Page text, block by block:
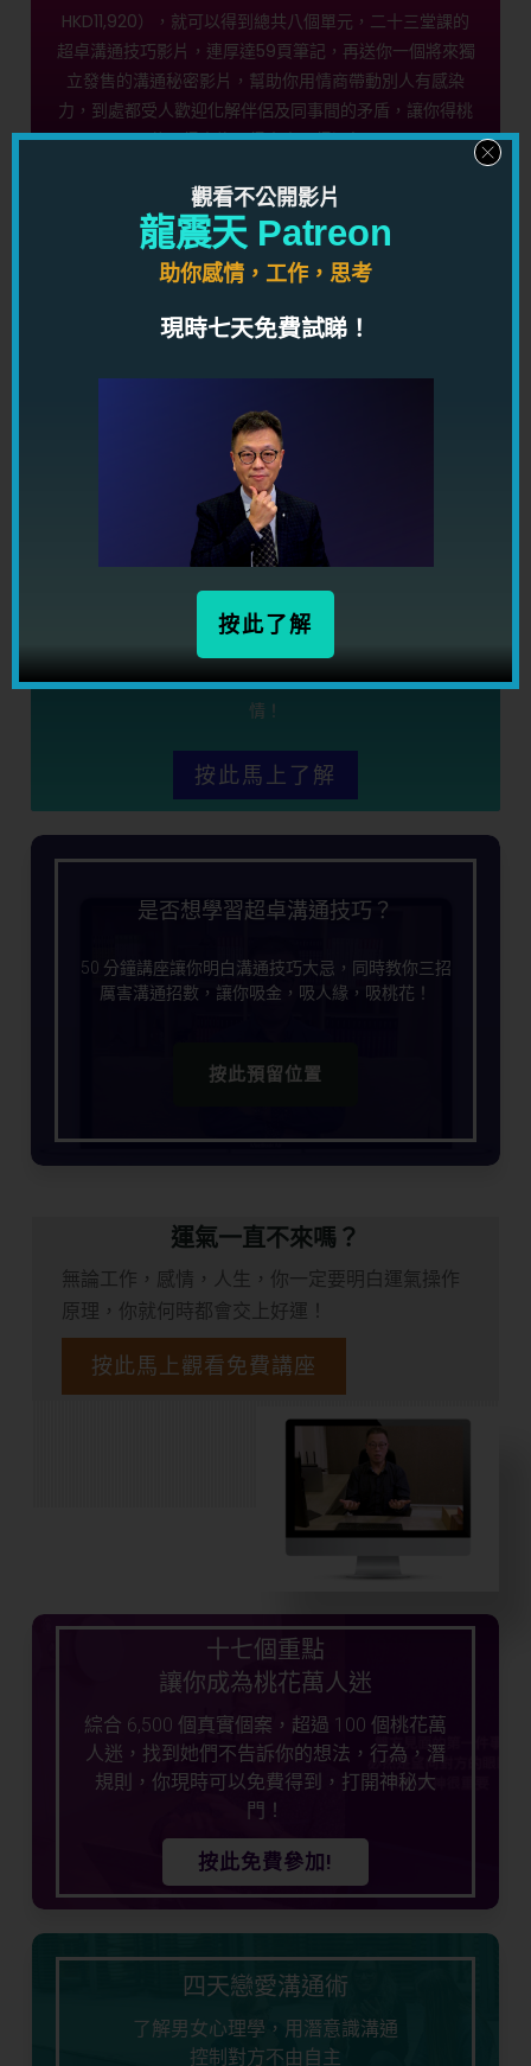
HKD11,920），就可以得到總共八個單元，二十三堂課的
超卓溝通技巧影片，連厚達59頁筆記，再送你一個將來獨
立發售的溝通秘密影片，幫助你用情商帶動別人有感染
力，到處都受人歡迎化解伴侶及同事間的矛盾，讓你得桃
花，得人緣，得貴人，得運氣！
按此馬上了解
愛情心理學控心術限時優惠！
限時優惠期間，你只需要 HKD489.00（原價 4,960），
就可以學習强大的心理學控心術課程，幫助你控制別人想
法，在潛意識之中調校對方，讓對方做著你想他做的事
情！
按此馬上了解
是否想學習超卓溝通技巧？
50 分鐘講座讓你明白溝通技巧大忌，同時教你三招
厲害溝通招數，讓你吸金，吸人緣，吸桃花！
按此預留位置
運氣一直不來嗎？
無論工作，感情，人生，你一定要明白運氣操作
原理，你就何時都會交上好運！
按此馬上觀看免費講座
十七個重點
讓你成為桃花萬人迷
綜合 6,500 個真實個案，超過 100 個桃花萬
人迷，找到她們不告訴你的想法，行為，潛
規則，你現時可以免費得到，打開神秘大
門！
按此免費參加!
四天戀愛溝通術
了解男女心理學，用潛意識溝通
控制對方不由自主
觀看不公開影片
龍震天 Patreon
助你感情，工作，思考
現時七天免費試睇！
按此了解